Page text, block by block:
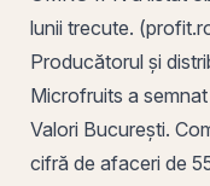
lunii trecute.
Producătorul și
Microfruits a
Valori București.
cifră de afaceri de